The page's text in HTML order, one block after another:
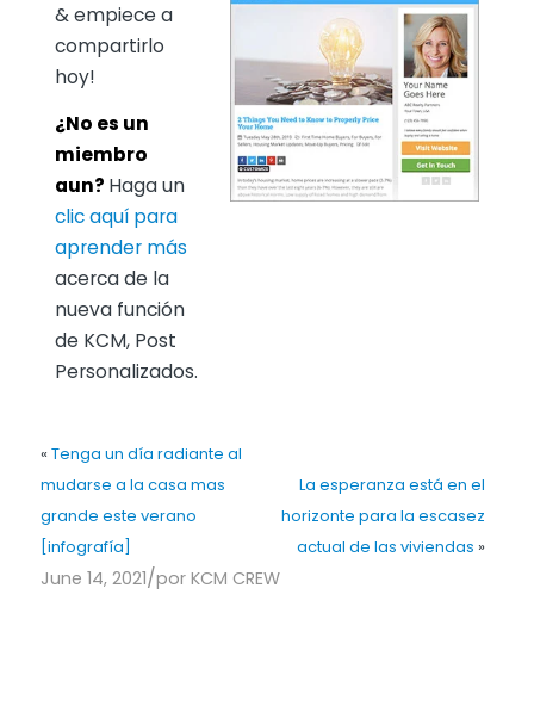
& empiece a
compartirlo
hoy!
¿No es un
miembro
aun? Haga un
clic aquí para
aprender más
acerca de la
nueva función
de KCM, Post
Personalizados.
« Tenga un día radiante al
mudarse a la casa mas
grande este verano
[infografía]
La esperanza está en el
horizonte para la escasez
actual de las viviendas »
June 14, 2021/por KCM CREW